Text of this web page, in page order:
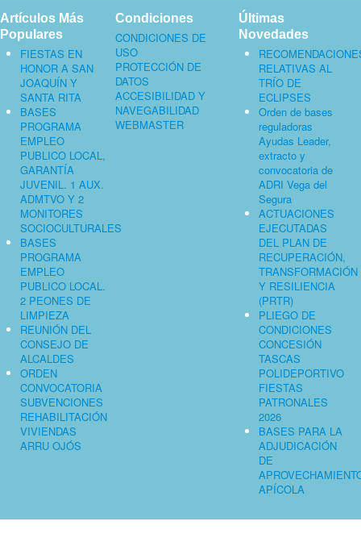
Artículos Más
Populares
FIESTAS EN
HONOR A SAN
JOAQUÍN Y
SANTA RITA
BASES
PROGRAMA
EMPLEO
PUBLICO LOCAL,
GARANTÍA
JUVENIL. 1 AUX.
ADMTVO Y 2
MONITORES
SOCIOCULTURALES
BASES
PROGRAMA
EMPLEO
PUBLICO LOCAL.
2 PEONES DE
LIMPIEZA
REUNIÓN DEL
CONSEJO DE
ALCALDES
ORDEN
CONVOCATORIA
SUBVENCIONES
REHABILITACIÓN
VIVIENDAS
ARRU OJÓS
Condiciones
CONDICIONES DE
USO
PROTECCIÓN DE
DATOS
ACCESIBILIDAD Y
NAVEGABILIDAD
WEBMASTER
Últimas
Novedades
RELATIVAS AL
TRÍO DE
ECLIPSES
Orden de bases
reguladoras
Ayudas Leader,
extracto y
convocatoria de
ADRI Vega del
Segura
ACTUACIONES
EJECUTADAS
DEL PLAN DE
RECUPERACIÓN,
TRANSFORMACIÓN
Y RESILIENCIA
(PRTR)
PLIEGO DE
CONDICIONES
CONCESIÓN
TASCAS
POLIDEPORTIVO
FIESTAS
PATRONALES
2026
BASES PARA LA
ADJUDICACIÓN
DE
APÍCOLA